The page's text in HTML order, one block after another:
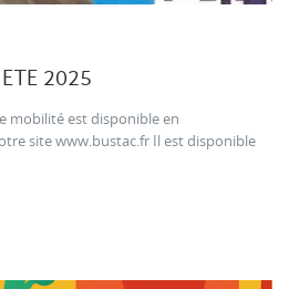
2025
mobilité est disponible en
site www.bustac.fr Il est disponible